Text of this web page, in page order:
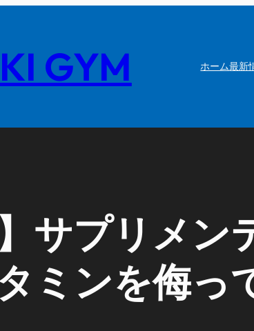
GYM ホーム最新
サプリメ
ミンを侮っ